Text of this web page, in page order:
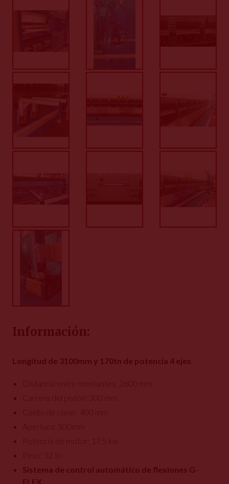
Información:
Longitud de 3100mm y 170tn de potencia 4 ejes
Sistema de control automático de flexiones G-
FLEX